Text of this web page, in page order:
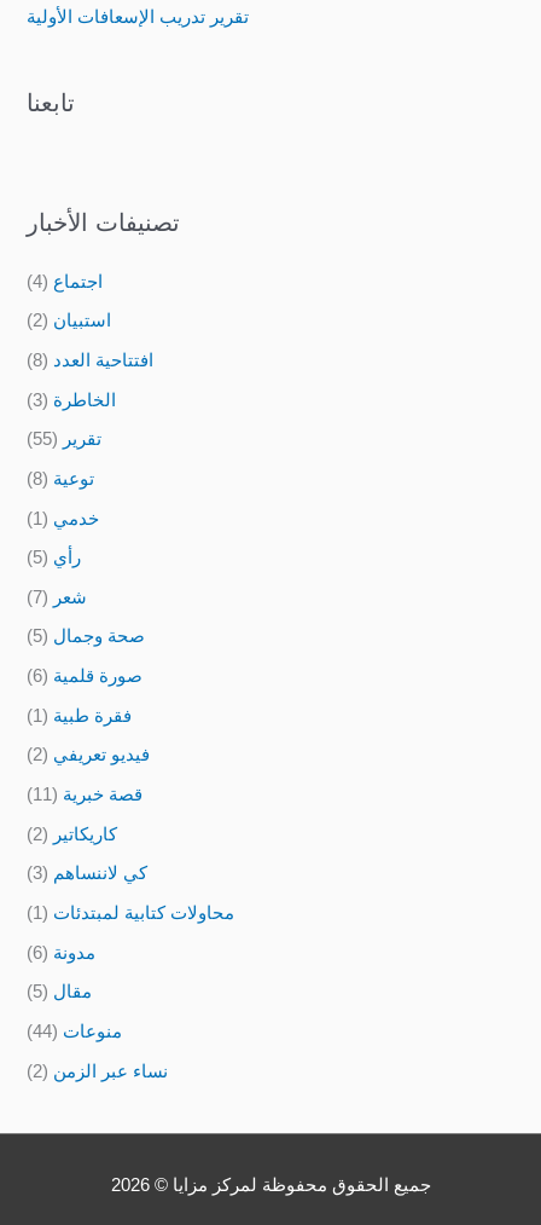
تقرير تدريب الإسعافات الأولية
تابعنا
تصنيفات الأخبار
اجتماع (4)
استبيان (2)
افتتاحية العدد (8)
الخاطرة (3)
تقرير (55)
توعية (8)
خدمي (1)
رأي (5)
شعر (7)
صحة وجمال (5)
صورة قلمية (6)
فقرة طبية (1)
فيديو تعريفي (2)
قصة خبرية (11)
كاريكاتير (2)
كي لاننساهم (3)
محاولات كتابية لمبتدئات (1)
مدونة (6)
مقال (5)
منوعات (44)
نساء عبر الزمن (2)
جميع الحقوق محفوظة لمركز مزايا © 2026